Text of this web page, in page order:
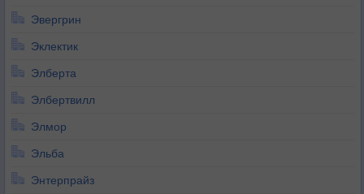
Эвергрин
Эклектик
Элберта
Элбертвилл
Элмор
Эльба
Энтерпрайз